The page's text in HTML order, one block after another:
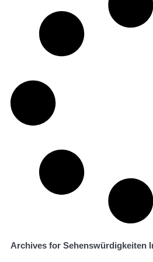
Archives for Sehenswürdigkeiten